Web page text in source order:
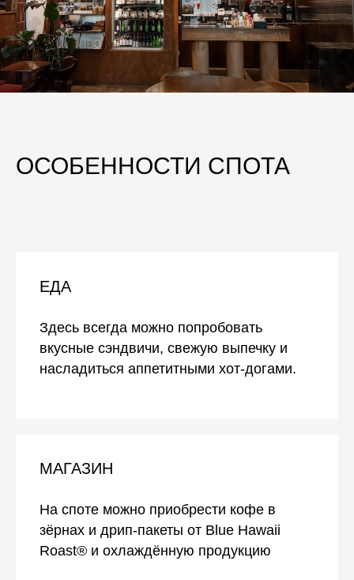
ОСОБЕННОСТИ СПОТА
ЕДА
Здесь всегда можно попробовать
вкусные сэндвичи, свежую выпечку и
насладиться аппетитными хот-догами.
МАГАЗИН
На споте можно приобрести кофе в
зёрнах и дрип-пакеты от Blue Hawaii
Roast® и охлаждённую продукцию